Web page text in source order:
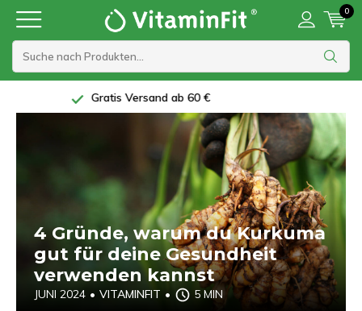
0
5 Sterne Bewertung bei Trustpilot
4 Gründe, warum du Kurkuma
gut für deine Gesundheit
verwenden kannst
JUNI 2024 • VITAMINFIT • 5 MIN